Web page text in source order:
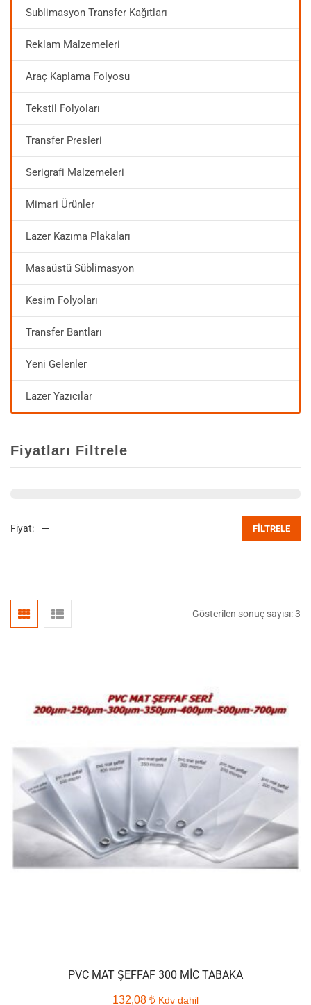
Sublimasyon Transfer Kağıtları
Reklam Malzemeleri
Araç Kaplama Folyosu
Tekstil Folyoları
Transfer Presleri
Serigrafi Malzemeleri
Mimari Ürünler
Lazer Kazıma Plakaları
Masaüstü Süblimasyon
Kesim Folyoları
Transfer Bantları
Yeni Gelenler
Lazer Yazıcılar
Fiyatları Filtrele
FILTRELE
Fiyat: —
Gösterilen sonuç sayısı: 3
PVC MAT ŞEFFAF 300 MIC TABAKA
132,08 ₺ Kdv dahil